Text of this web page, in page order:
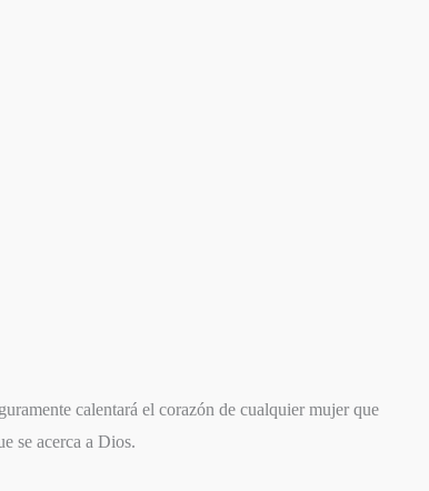
calentará el corazón de cualquier mujer que
se acerca a Dios.